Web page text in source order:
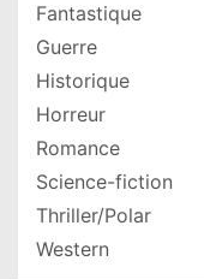
Fantastique
Guerre
Historique
Horreur
Romance
Science-fiction
Thriller/Polar
Western